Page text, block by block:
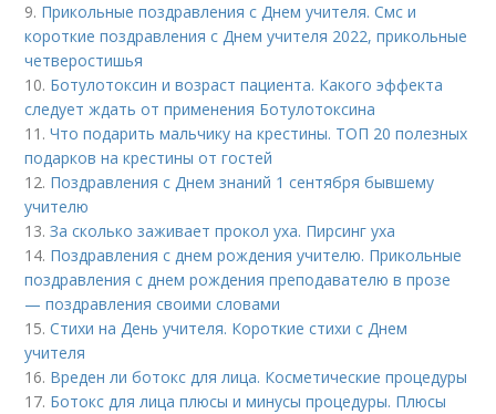
9. Прикольные поздравления с Днем учителя. Смс и
короткие поздравления с Днем учителя 2022, прикольные
четверостишья
10. Ботулотоксин и возраст пациента. Какого эффекта
следует ждать от применения Ботулотоксина
11.Что подарить мальчику на крестины. ТОП 20 полезных
подарков на крестины от гостей
12. Поздравления с Днем знаний 1 сентября бывшему
учителю
13.За сколько заживает прокол уха. Пирсинг уха
14. Поздравления с днем рождения учителю. Прикольные
поздравления с днем рождения преподавателю в прозе
— поздравления своими словами
15.Стихи на День учителя. Короткие стихи с Днем
учителя
16. Вреден ли ботокс для лица. Косметические процедуры
17. Ботокс для лица плюсы и минусы процедуры. Плюсы